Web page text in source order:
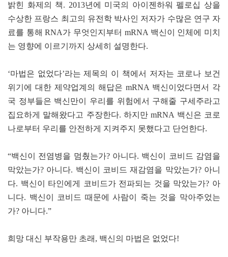
밝힌 화제의 책. 2013년에 미국의 아이젠하워 펠로십 상을
수상한 프랑스 최고의 유전학 박사인 저자가 수많은 연구 자
료를 통해 RNA가 무엇인지부터 mRNA 백신이 인체에 미치
는 영향에 이르기까지 상세히 설명한다.
‘마법은 없었다’라는 제목의 이 책에서 저자는 코로나 보건
위기에 대한 제약업계의 해답은 mRNA 백신이었다면서 각
국 정부들은 백신만이 우리를 위험에서 구해줄 구세주라고
집요하게 말해왔다고 주장한다. 하지만 mRNA 백신은 코로
나로부터 우리를 안전하게 지켜주지 못했다고 단언한다.
“백신이 전염병을 멈췄는가? 아니다. 백신이 코비드 감염을
막았는가? 아니다. 백신이 코비드 재감염을 막았는가? 아니
다. 백신이 타인에게 코비드가 전파되는 것을 막았는가? 아
니다. 백신이 코비드 때문에 사람이 죽는 것을 막아주었는
가? 아니다.”
희망 대신 부작용만 초래, 백신의 마법은 없었다!